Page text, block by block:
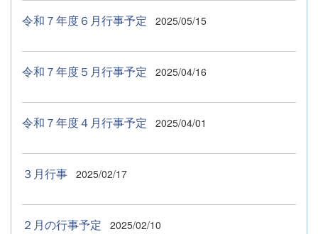
令和７年度６月行事予定 2025/05/15
令和７年度５月行事予定 2025/04/16
令和７年度４月行事予定 2025/04/01
３月行事 2025/02/17
２月の行事予定 2025/02/10